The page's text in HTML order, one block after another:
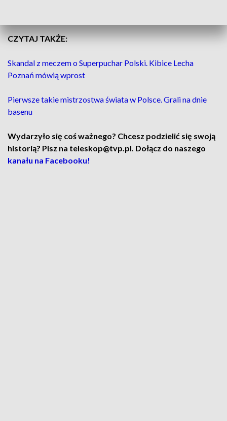
CZYTAJ TAKŻE:
Skandal z meczem o Superpuchar Polski. Kibice Lecha
Poznań mówią wprost
Pierwsze takie mistrzostwa świata w Polsce. Grali na dnie
basenu
Wydarzyło się coś ważnego? Chcesz podzielić się swoją
historią? Pisz na teleskop@tvp.pl. Dołącz do naszego
kanału na Facebooku!